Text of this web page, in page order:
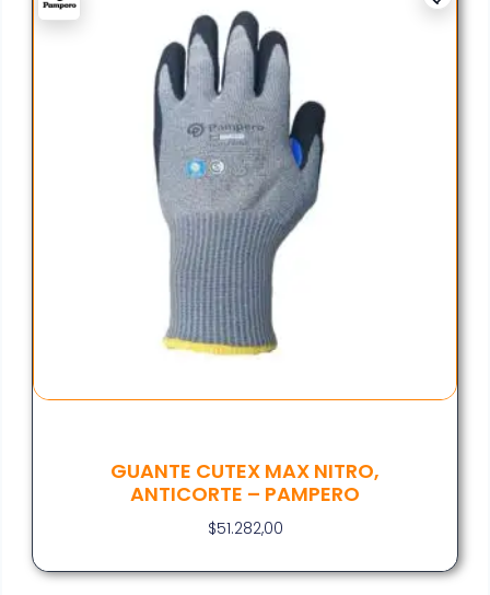
GUANTE CUTEX MAX NITRO,
ANTICORTE – PAMPERO
$51.282,00